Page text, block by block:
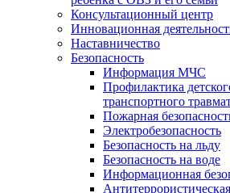
Консультационный центр
Инновационная
Наставничество
Безопасность
Информация МЧС
Профилактика
транспортного
Пожарная
Электробезопасность
Безопасность на льду
Безопасность на воде
Информационная